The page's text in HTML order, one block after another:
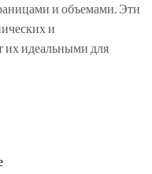
и объемами. Эти
и
их идеальными для